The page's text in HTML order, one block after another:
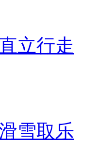
立行走
雪取乐